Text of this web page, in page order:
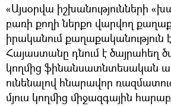
«Այսօրվա իշխանությունների
բառի քողի ներքո վարվող
իրականում քաղաքականություն
Հայաստանը դնում է ծայրահեղ
կողմից ֆինանսատնտեսական
ունենալով հնարավոր
մյուս կողմից միջազգային